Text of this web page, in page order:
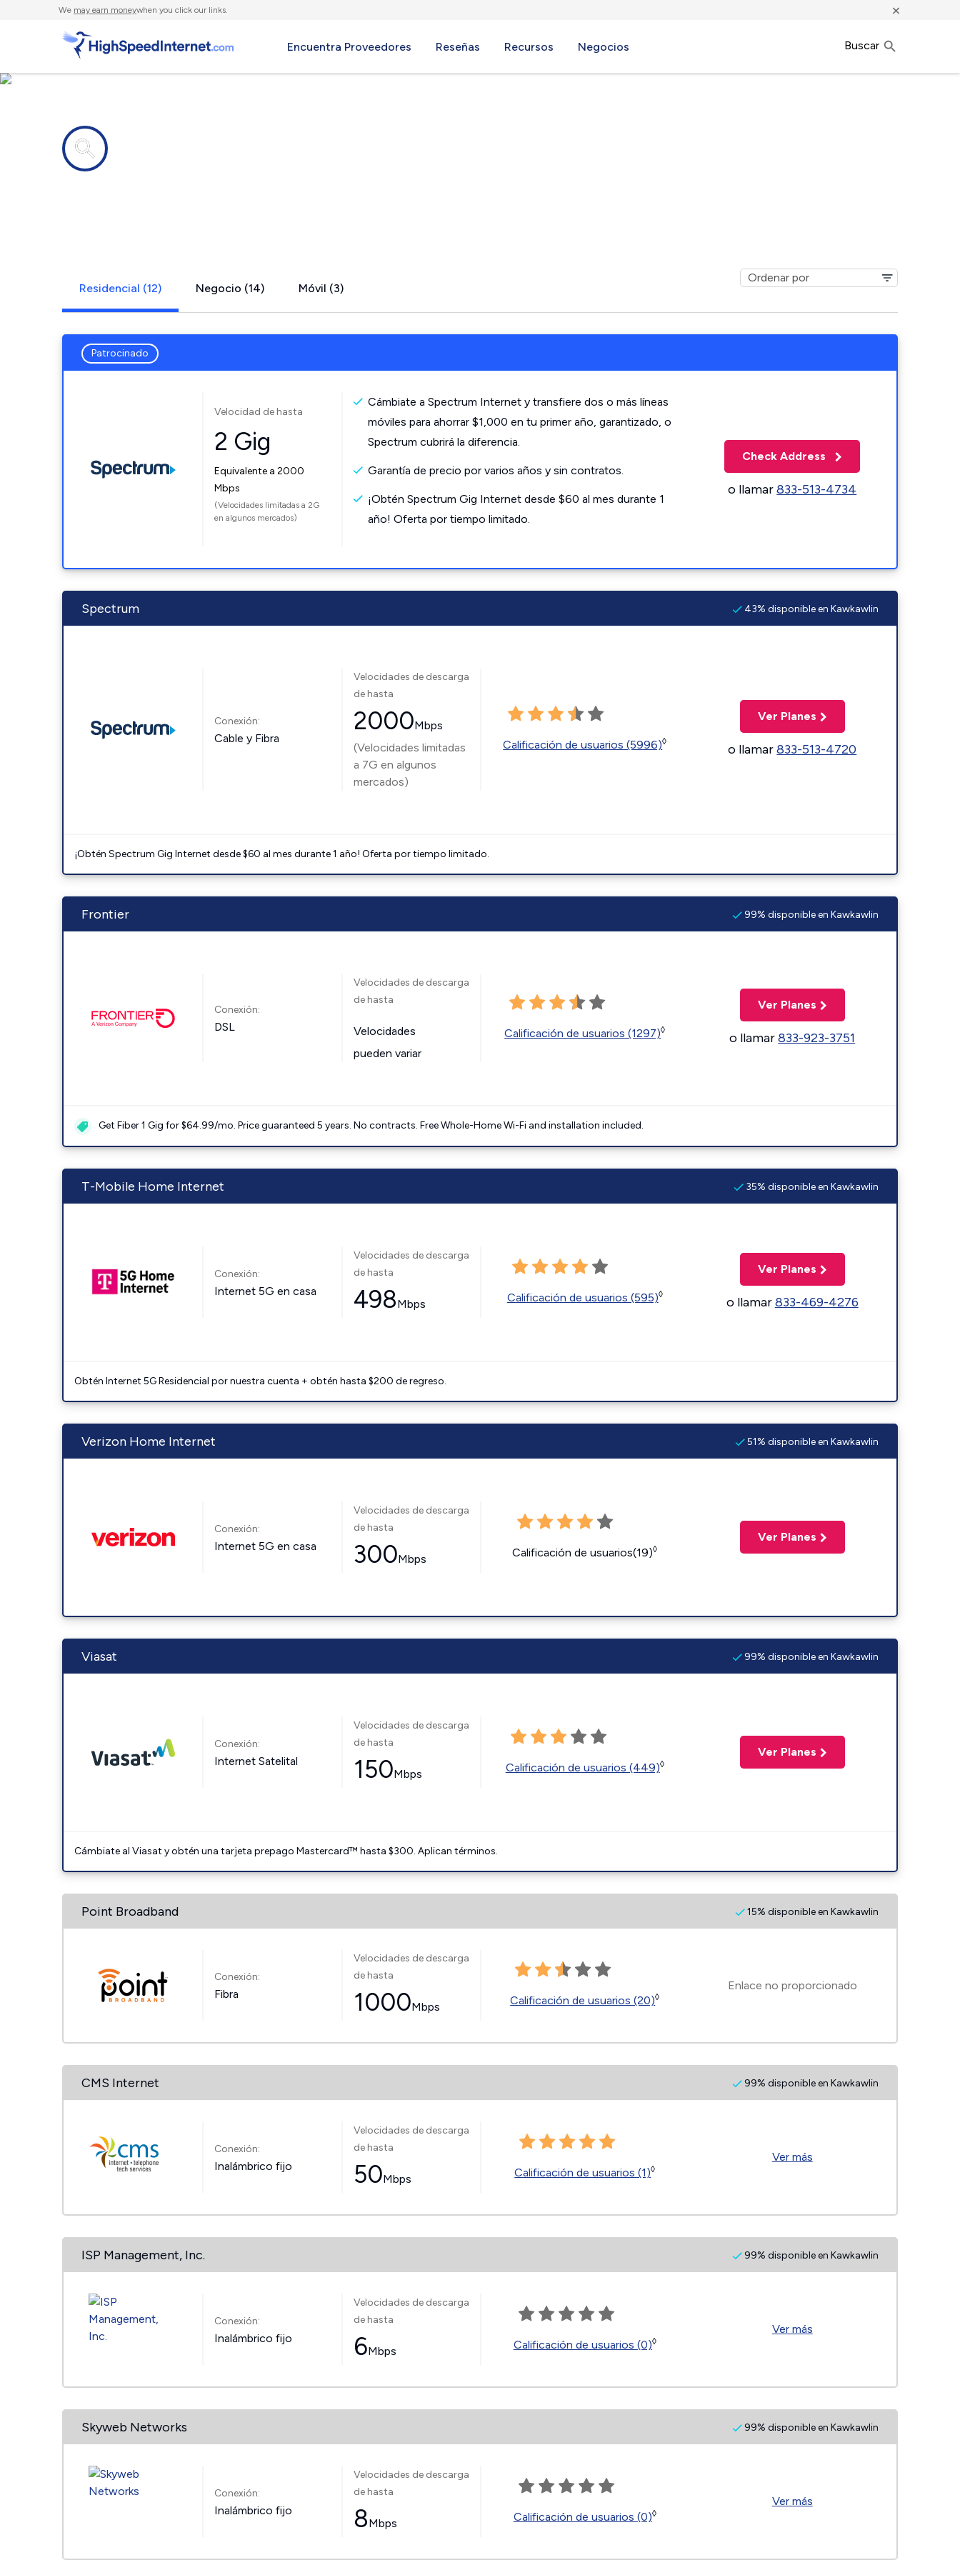
We may earn moneywhen you click our links. ×
Encuentra Proveedores Reseñas Recursos Negocios Buscar
Residencial (12) Negocio (14) Móvil (3)
Patrocinado
Velocidad de hasta
2 Gig
Equivalente a 2000
Mbps
(Velocidades limitadas a 2G
en algunos mercados)
Cámbiate a Spectrum Internet y transfiere dos o más líneas
móviles para ahorrar $1,000 en tu primer año, garantizado, o
Spectrum cubrirá la diferencia.
Garantía de precio por varios años y sin contratos.
¡Obtén Spectrum Gig Internet desde $60 al mes durante 1
año! Oferta por tiempo limitado.
Check Address
o llamar833-513-4734
Spectrum 43% disponible en Kawkawlin
Conexión:
Cable y Fibra
Velocidades de descarga
de hasta
2000Mbps
(Velocidades limitadas
a 7G en algunos
mercados)
Calificación de usuarios (5996)◊
Ver Planes
o llamar833-513-4720
¡Obtén Spectrum Gig Internet desde $60 al mes durante 1 año! Oferta por tiempo limitado.
Frontier 99% disponible en Kawkawlin
Conexión:
DSL
Velocidades de descarga
de hasta
Velocidades
pueden variar
Calificación de usuarios (1297)◊
Ver Planes
o llamar833-923-3751
Get Fiber 1 Gig for $64.99/mo. Price guaranteed 5 years. No contracts. Free Whole-Home Wi-Fi and installation included.
T-Mobile Home Internet 35% disponible en Kawkawlin
Conexión:
Internet 5G en casa
Velocidades de descarga
de hasta
498Mbps Calificación de usuarios (595)◊
Ver Planes
o llamar833-469-4276
Obtén Internet 5G Residencial por nuestra cuenta + obtén hasta $200 de regreso.
Verizon Home Internet 51% disponible en Kawkawlin
Conexión:
Internet 5G en casa
Velocidades de descarga
de hasta
300Mbps Calificación de usuarios(19)◊
Ver Planes
Viasat 99% disponible en Kawkawlin
Conexión:
Internet Satelital
Velocidades de descarga
de hasta
150Mbps Calificación de usuarios (449)◊
Ver Planes
Cámbiate al Viasat y obtén una tarjeta prepago Mastercard™ hasta $300. Aplican términos.
Point Broadband 15% disponible en Kawkawlin
Conexión:
Fibra
Velocidades de descarga
de hasta
1000Mbps Calificación de usuarios (20)◊
Enlace no proporcionado
CMS Internet 99% disponible en Kawkawlin
Conexión:
Inalámbrico fijo
Velocidades de descarga
de hasta
50Mbps Calificación de usuarios (1)◊
Ver más
ISP Management, Inc. 99% disponible en Kawkawlin
Conexión:
Inalámbrico fijo
Velocidades de descarga
de hasta
6Mbps Calificación de usuarios (0)◊
Ver más
Skyweb Networks 99% disponible en Kawkawlin
Conexión:
Inalámbrico fijo
Velocidades de descarga
de hasta
8Mbps Calificación de usuarios (0)◊
Ver más